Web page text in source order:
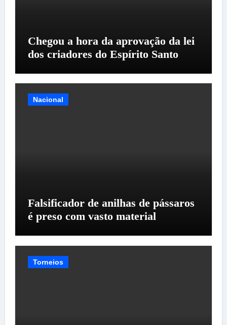
Chegou a hora da aprovação da lei
dos criadores do Espírito Santo
Nacional
Falsificador de anilhas de pássaros
é preso com vasto material
Torneios